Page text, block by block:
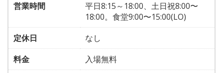
営業時間
平日8:15～18:00、土日祝8:00〜
18:00。食堂9:00〜15:00(LO)
定休日
なし
料金
入場無料